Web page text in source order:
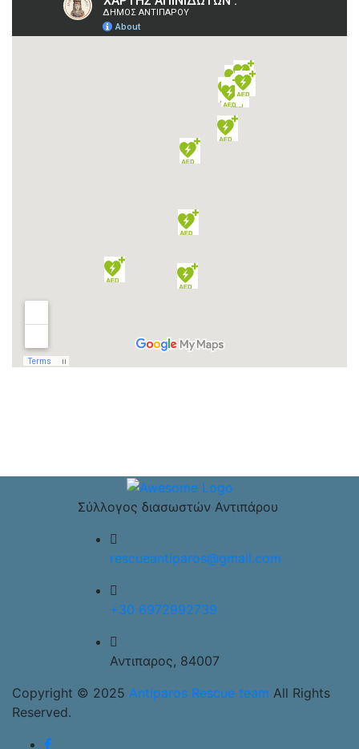
Σύλλογος διασωστών Αντιπάρου
rescueantiparos@gmail.com
+30 6972992739
Αντιπαρος, 84007
Copyright © 2025 Antiparos Rescue team All Rights
Reserved.